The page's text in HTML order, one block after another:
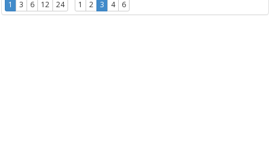
1 3 6 12 24 1 2 3 4 6